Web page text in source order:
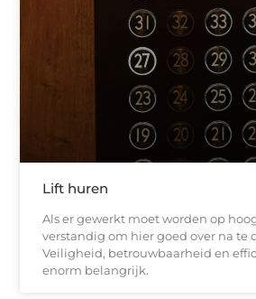
Lift huren
Als er gewerkt moet worden op
verstandig om hier goed over na te
Veiligheid, betrouwbaarheid en
enorm belangrijk.